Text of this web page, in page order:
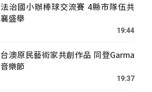
法治國小辦棒球交流賽 4縣市隊伍共
襄盛舉
19:44
台澳原民藝術家共創作品 同登Garma
音樂節
19:37